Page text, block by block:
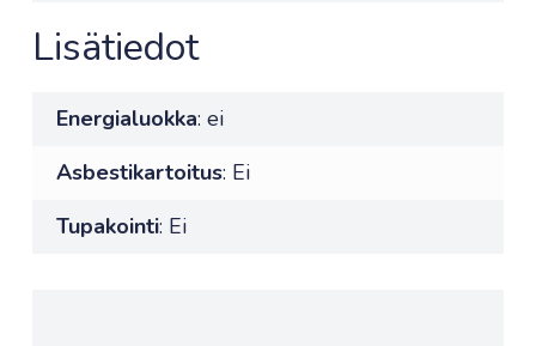
Lisätiedot
Energialuokka: ei
Asbestikartoitus: Ei
Tupakointi: Ei